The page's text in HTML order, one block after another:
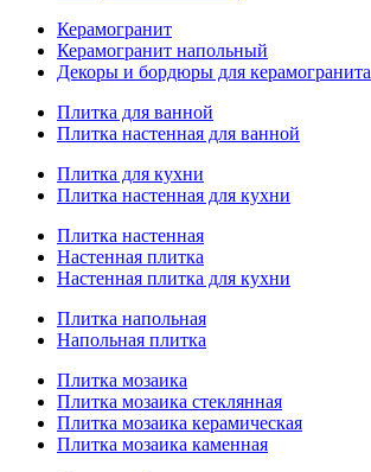
Керамогранит
Керамогранит напольный
Декоры и бордюры для керамогранита
Плитка для ванной
Плитка настенная для ванной
Плитка для кухни
Плитка настенная для кухни
Плитка настенная
Настенная плитка
Настенная плитка для кухни
Плитка напольная
Напольная плитка
Плитка мозаика
Плитка мозаика стеклянная
Плитка мозаика керамическая
Плитка мозаика каменная